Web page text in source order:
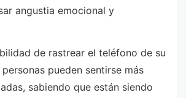
angustia emocional y
de rastrear el teléfono de su
pueden sentirse más
sabiendo que están siendo